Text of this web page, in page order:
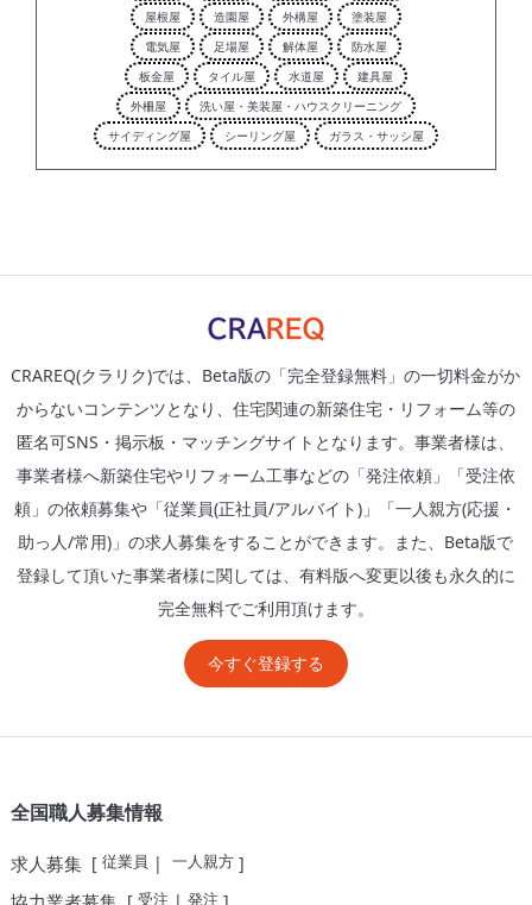
屋根屋
造園屋 外構屋
塗装屋
電気屋
足場屋 解体屋
防水屋
板金屋
タイル屋 水道屋
建具屋
外柵屋
洗い屋・美装屋・ハウスクリーニング
サイディング屋
シーリング屋 ガラス・サッシ屋
CRAREQ(クラリク)では、Beta版の「完全登録無料」の一切料金がか
からないコンテンツとなり、住宅関連の新築住宅・リフォーム等の
匿名可SNS・掲示板・マッチングサイトとなります。事業者様は、
事業者様へ新築住宅やリフォーム工事などの「発注依頼」「受注依
頼」の依頼募集や「従業員(正社員/アルバイト)」「一人親方(応援・
助っ人/常用)」の求人募集をすることができます。また、Beta版で
登録して頂いた事業者様に関しては、有料版へ変更以後も永久的に
完全無料でご利用頂けます。
今すぐ登録する
全国職人募集情報
求人募集[ 従業員| 一人親方]
受注 発注